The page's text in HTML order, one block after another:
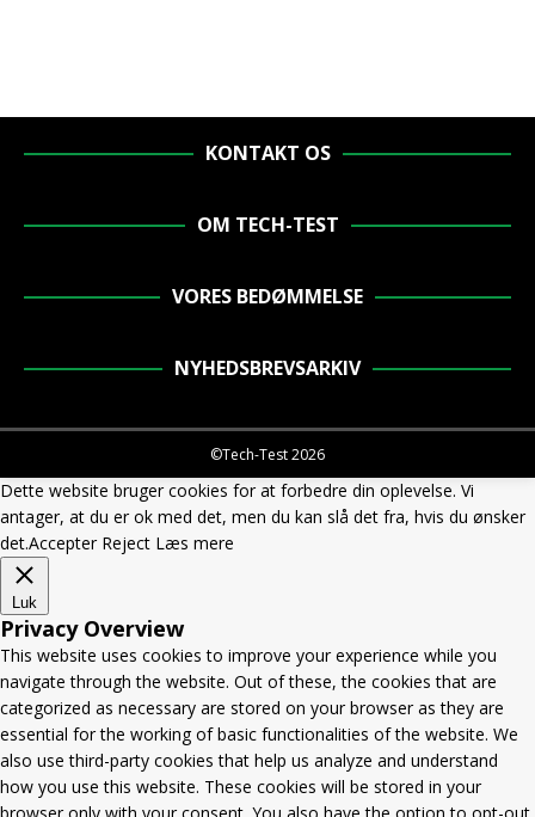
KONTAKT OS
OM TECH-TEST
VORES BEDØMMELSE
NYHEDSBREVSARKIV
©Tech-Test 2026
Dette website bruger cookies for at forbedre din oplevelse. Vi
antager, at du er ok med det, men du kan slå det fra, hvis du ønsker
det.Accepter Reject Læs mere
Luk
Privacy Overview
This website uses cookies to improve your experience while you
navigate through the website. Out of these, the cookies that are
categorized as necessary are stored on your browser as they are
essential for the working of basic functionalities of the website. We
also use third-party cookies that help us analyze and understand
how you use this website. These cookies will be stored in your